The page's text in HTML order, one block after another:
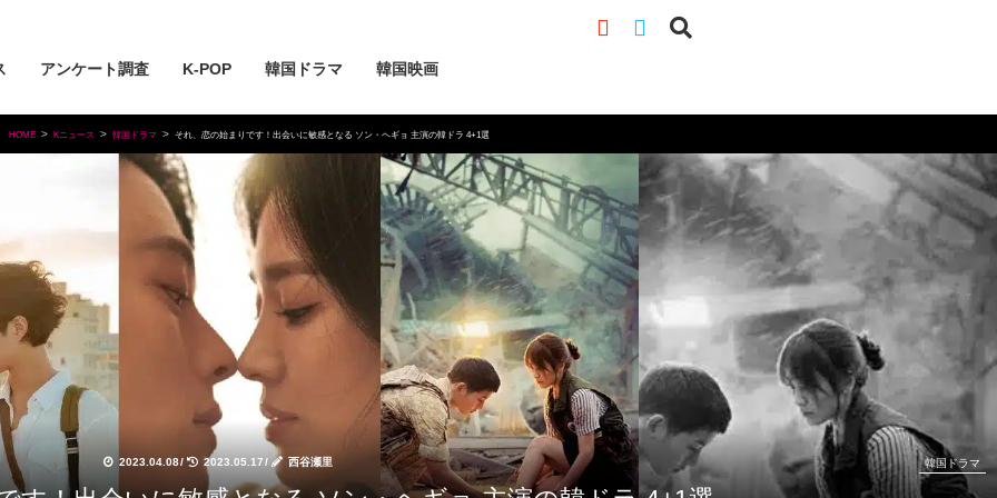
アンケート調査 K-POP 韓国ドラマ 韓国映画
HOME Kニュース 韓国ドラマ それ、恋の始まりです！出会いに敏感となる ソン・ヘギョ 主演の韓ドラ 4+1選
2023.04.08/ 2023.05.17/ 西谷瀬里 韓国ドラマ